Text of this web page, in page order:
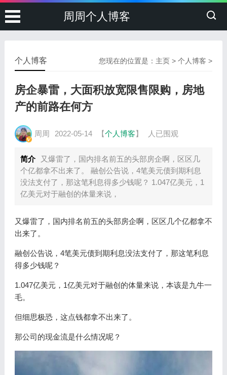
周周个人博客
您现在的位置是： 主页 >个人博客 >
个人博客
房企暴雷，大面积放宽限售限购，房地
产的前路在何方
周周 2022-05-14 【个人博客】 人已围观
简介
又爆雷了，国内排名前五的头部房企啊，区区几
个亿都拿不出来了。 融创公告说，4笔美元债到期利息
没法支付了，那这笔利息得多少钱呢？ 1.047亿美元，1
亿美元对于融创的体量来说，
又爆雷了，国内排名前五的头部房企啊，区区几个亿都拿不
出来了。
融创公告说，4笔美元债到期利息没法支付了，那这笔利息
得多少钱呢？
1.047亿美元，1亿美元对于融创的体量来说，本该是九牛一
毛。
但细思极恐，这点钱都拿不出来了。
那公司的现金流是什么情况呢？